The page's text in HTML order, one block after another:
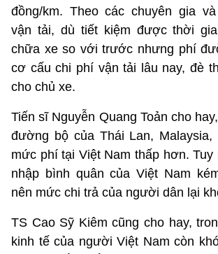
đồng/km. Theo các chuyên gia
vận tải, dù tiết kiệm được thời
chữa xe so với trước nhưng phí
cơ cấu chi phí vận tải lâu nay, đè
cho chủ xe.
Tiến sĩ Nguyễn Quang Toản cho
đường bộ của Thái Lan,
mức phí tại Việt Nam thấp hơn. Tuy
nhập bình quân của Việt Nam
nên mức chi trả của người dân lại
TS Cao Sỹ Kiêm cũng cho hay,
kinh tế của người Việt Nam còn